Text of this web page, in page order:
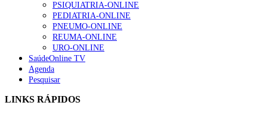
“Os programas de rastreio do cancro do pulmão são custo-
88 visualizações
Quase quatro em cada dez doentes com enfarte
PSIQUIATRIA-ONLINE
PEDIATRIA-ONLINE
PNEUMO-ONLINE
REUMA-ONLINE
URO-ONLINE
SaúdeOnline TV
Agenda
Pesquisar
LINKS RÁPIDOS